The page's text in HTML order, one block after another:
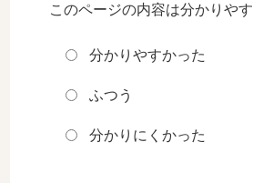
このページの内容は分かりや
分かりやすかった
ふつう
分かりにくかった